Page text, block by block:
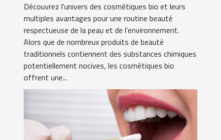
Découvrez l'univers des cosmétiques bio et leurs
multiples avantages pour une routine beauté
respectueuse de la peau et de l'environnement.
Alors que de nombreux produits de beauté
traditionnels contiennent des substances chimiques
potentiellement nocives, les cosmétiques bio
offrent une...